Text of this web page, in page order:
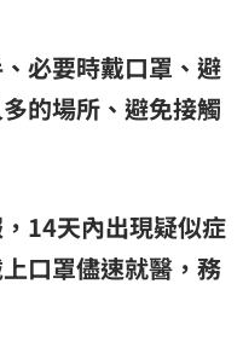
必要時戴口罩、避
的場所、避免接觸
14天內出現疑似症
口罩儘速就醫，務